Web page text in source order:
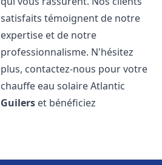
satisfaits témoignent de notre
expertise et de notre
professionnalisme. N'hésitez
plus, contactez-nous pour votre
chauffe eau solaire Atlantic
Guilers et bénéficiez